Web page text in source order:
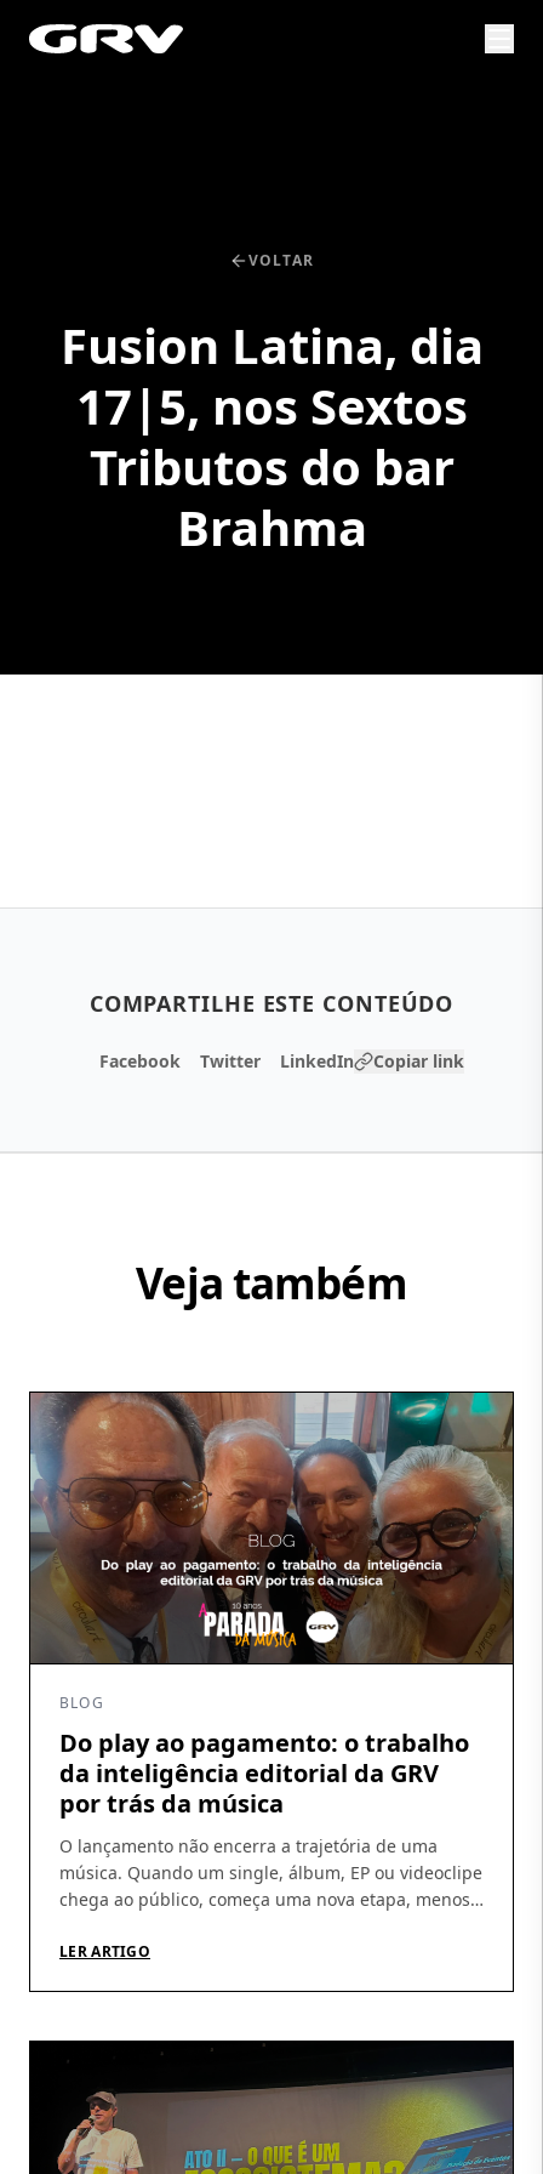
VOLTAR
Fusion Latina, dia
17|5, nos Sextos
Tributos do bar
Brahma
COMPARTILHE ESTE CONTEÚDO
Facebook Twitter LinkedIn Copiar link
Veja também
BLOG
Do play ao pagamento: o trabalho
da inteligência editorial da GRV
por trás da música
O lançamento não encerra a trajetória de uma
música. Quando um single, álbum, EP ou videoclipe
chega ao público, começa uma nova etapa, menos
circulação das obras, identificar utilizações, conferir
LER ARTIGO